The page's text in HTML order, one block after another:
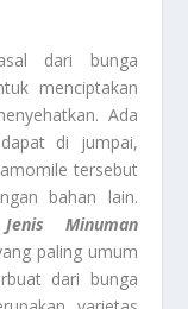
dari bunga
menciptakan
Ada
di jumpai,
tersebut
bahan lain.
Minuman
paling umum
dari bunga